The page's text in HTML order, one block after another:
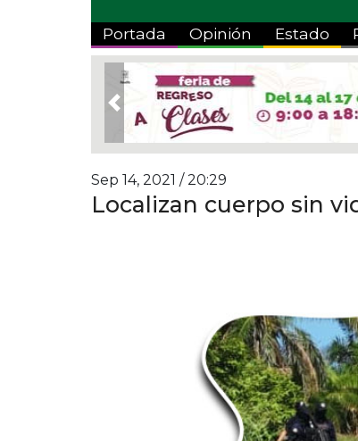
Portada Opinión Estado
Previous
Sep 14, 2021 / 20:29
Localizan cuerpo sin